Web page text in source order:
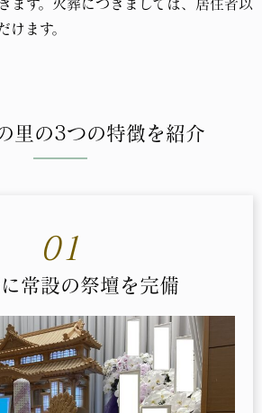
ます。火葬につきましては、居住者以
けます。
里の3つの特徴を紹介
01
常設の祭壇を完備